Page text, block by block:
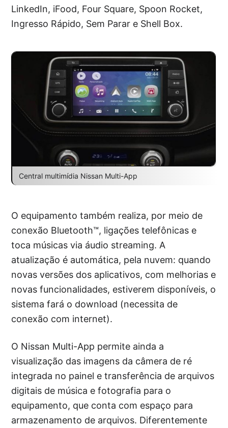
LinkedIn, iFood, Four Square, Spoon Rocket,
Ingresso Rápido, Sem Parar e Shell Box.
Central multimídia Nissan Multi-App
O equipamento também realiza, por meio de
conexão Bluetooth™, ligações telefônicas e
toca músicas via áudio streaming. A
atualização é automática, pela nuvem: quando
novas versões dos aplicativos, com melhorias e
novas funcionalidades, estiverem disponíveis, o
sistema fará o download (necessita de
conexão com internet).
O Nissan Multi-App permite ainda a
visualização das imagens da câmera de ré
integrada no painel e transferência de arquivos
digitais de música e fotografia para o
equipamento, que conta com espaço para
armazenamento de arquivos. Diferentemente